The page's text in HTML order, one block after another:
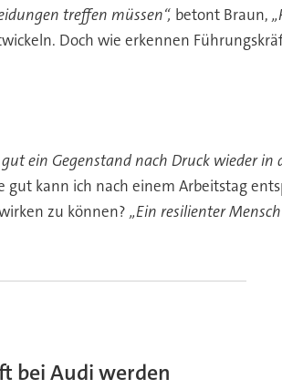
treffen müssen“, betont Braun,
Doch wie erkennen
ein Gegenstand nach Druck wieder
kann ich nach einem Arbeitstag
zu können? „Ein resilienter
bei Audi werden